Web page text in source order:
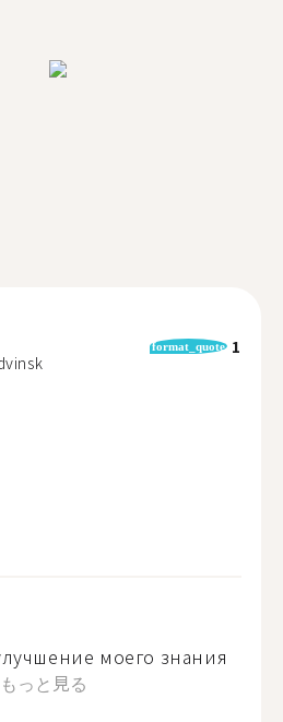
format_quote 1
моего знания
もっと見る